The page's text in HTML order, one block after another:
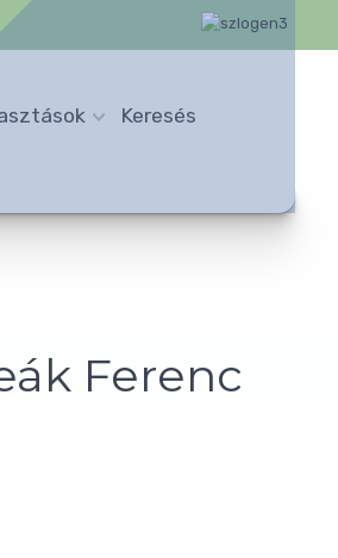
Keresés
Ferenc